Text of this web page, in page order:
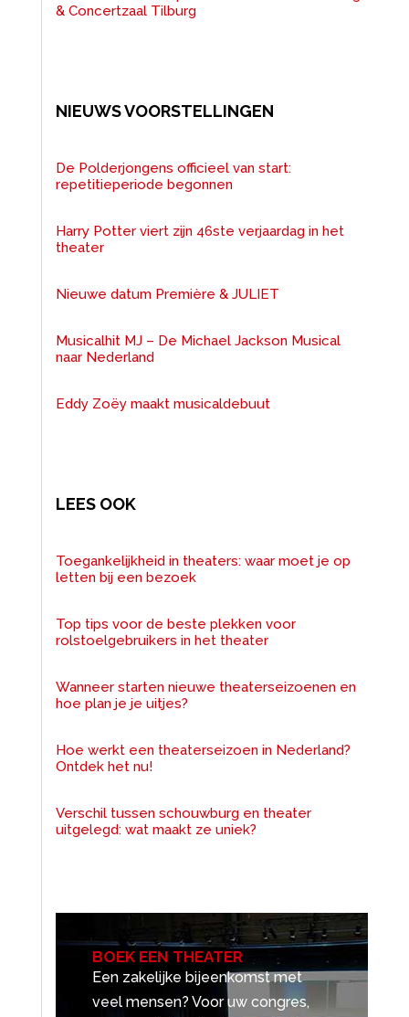
& Concertzaal Tilburg
NIEUWS VOORSTELLINGEN
De Polderjongens officieel van start:
repetitieperiode begonnen
Harry Potter viert zijn 46ste verjaardag in het
theater
Nieuwe datum Première & JULIET
Musicalhit MJ – De Michael Jackson Musical
naar Nederland
Eddy Zoëy maakt musicaldebuut
LEES OOK
Toegankelijkheid in theaters: waar moet je op
letten bij een bezoek
Top tips voor de beste plekken voor
rolstoelgebruikers in het theater
Wanneer starten nieuwe theaterseizoenen en
hoe plan je je uitjes?
Hoe werkt een theaterseizoen in Nederland?
Ontdek het nu!
Verschil tussen schouwburg en theater
uitgelegd: wat maakt ze uniek?
BOEK EEN THEATER
Een zakelijke bijeenkomst met
veel mensen? Voor uw congres,